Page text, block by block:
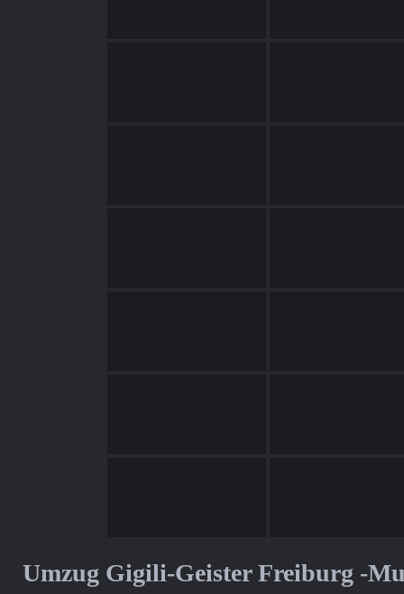
Umzug Gigili-Geister Freiburg -